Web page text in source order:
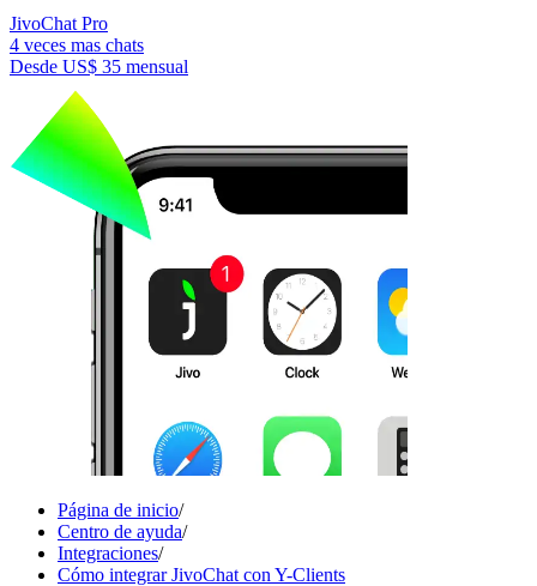
JivoChat Pro
4 veces mas chats
Desde US$ 35 mensual
Página de inicio/
Centro de ayuda/
Integraciones/
Cómo integrar JivoChat con Y-Clients